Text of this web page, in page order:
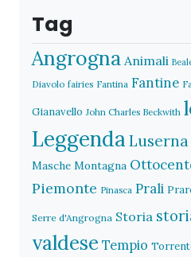
Tag
Angrogna Animali
Diavolo fairies Fantina Fantine
Gianavello John Charles Beckwith
Leggenda
Masche Montagna
Piemonte Pinasca Prali
Serre d'Angrogna Storia
valdese Tempio